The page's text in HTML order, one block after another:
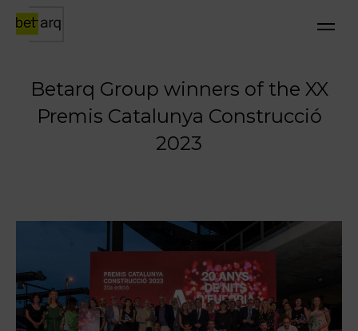
Betarq Group winners of the XX
Premis Catalunya Construcció
2023